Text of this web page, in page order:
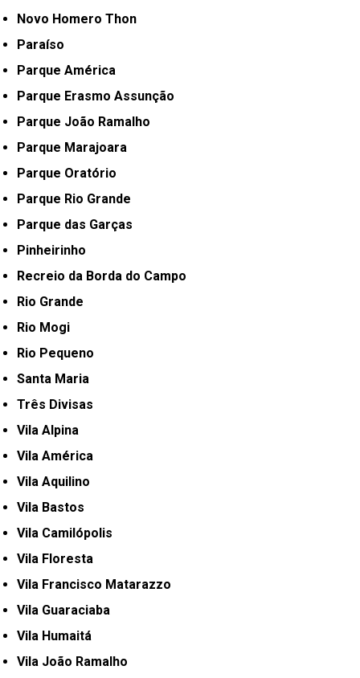
Novo Homero Thon
Paraíso
Parque América
Parque Erasmo Assunção
Parque João Ramalho
Parque Marajoara
Parque Oratório
Parque Rio Grande
Parque das Garças
Pinheirinho
Recreio da Borda do Campo
Rio Grande
Rio Mogi
Rio Pequeno
Santa Maria
Três Divisas
Vila Alpina
Vila América
Vila Aquilino
Vila Bastos
Vila Camilópolis
Vila Floresta
Vila Francisco Matarazzo
Vila Guaraciaba
Vila Humaitá
Vila João Ramalho